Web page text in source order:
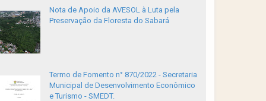
Nota de Apoio da AVESOL à Luta pela
Preservação da Floresta do Sabará
Termo de Fomento n° 870/2022 - Secretaria
Municipal de Desenvolvimento Econômico
e Turismo - SMEDT.